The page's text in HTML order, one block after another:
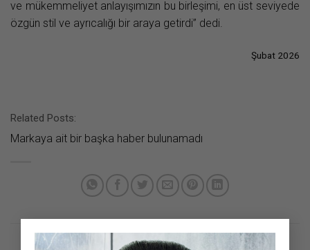
×
ve mükemmeliyet anlayışımızın bu birleşimi, en üst seviyede
özgün stil ve ayrıcalığı bir araya getirdi” dedi.
Şubat 2026
Related Posts:
Markaya ait bir başka haber bulunamadı